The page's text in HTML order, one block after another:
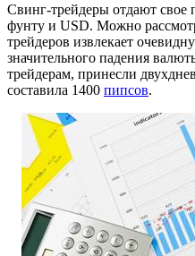
Свинг-трейдеры отдают свое
фунту и USD. Можно
трейдеров извлекает
значительного падения
трейдерам, принесли
составила 1400 пипсов.